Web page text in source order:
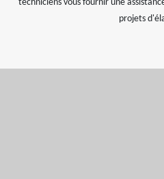
techniciens vous fournir une
projets